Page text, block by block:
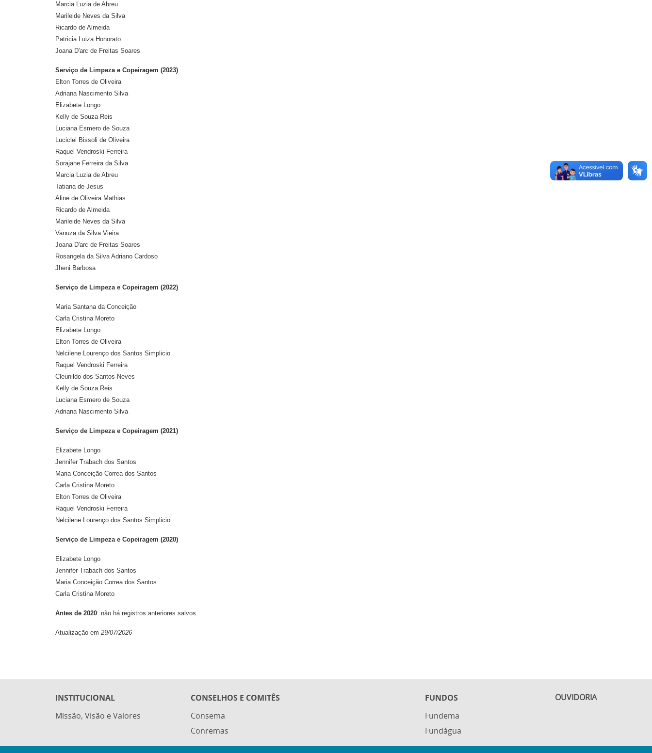
Marcia Luzia de Abreu
Marileide Neves da Silva
Ricardo de Almeida
Patricia Luiza Honorato
Joana D'arc de Freitas Soares
Serviço de Limpeza e Copeiragem (2023)
Elton Torres de Oliveira
Adriana Nascimento Silva
Elizabete Longo
Kelly de Souza Reis
Luciana Esmero de Souza
Luciclei Bissoli de Oliveira
Raquel Vendroski Ferreira
Sorajane Ferreira da Silva
Marcia Luzia de Abreu
Tatiana de Jesus
Aline de Oliveira Mathias
Ricardo de Almeida
Marileide Neves da Silva
Vanuza da Silva Vieira
Joana D'arc de Freitas Soares
Rosangela da Silva Adriano Cardoso
Jheni Barbosa
Serviço de Limpeza e Copeiragem (2022)
Maria Santana da Conceição
Carla Cristina Moreto
Elizabete Longo
Elton Torres de Oliveira
Nelcilene Lourenço dos Santos Simplicio
Raquel Vendroski Ferreira
Cleunildo dos Santos Neves
Kelly de Souza Reis
Luciana Esmero de Souza
Adriana Nascimento Silva
Serviço de Limpeza e Copeiragem (2021)
Elizabete Longo
Jennifer Trabach dos Santos
Maria Conceição Correa dos Santos
Carla Cristina Moreto
Elton Torres de Oliveira
Raquel Vendroski Ferreira
Nelcilene Lourenço dos Santos Simplicio
Serviço de Limpeza e Copeiragem (2020)
Elizabete Longo
Jennifer Trabach dos Santos
Maria Conceição Correa dos Santos
Carla Cristina Moreto
Antes de 2020: não há registros anteriores salvos.
Atualização em 29/07/2026
INSTITUCIONAL
Missão, Visão e Valores
CONSELHOS E COMITÊS
Consema
Conremas
FUNDOS
Fundema
Fundágua
OUVIDORIA